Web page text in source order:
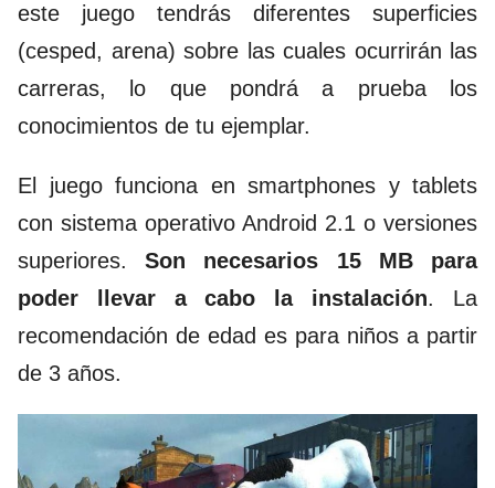
este juego tendrás diferentes superficies
(cesped, arena) sobre las cuales ocurrirán las
carreras, lo que pondrá a prueba los
conocimientos de tu ejemplar.
El juego funciona en smartphones y tablets
con sistema operativo Android 2.1 o versiones
superiores.Son necesarios 15 MB para
poder llevar a cabo la instalación. La
recomendación de edad es para niños a partir
de 3 años.